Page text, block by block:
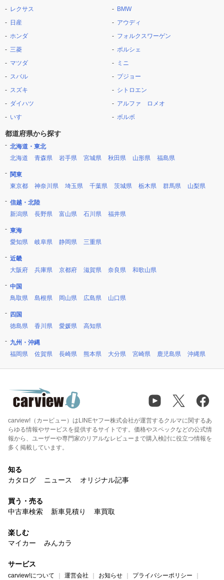
レクサス
日産
ホンダ
三菱
マツダ
スバル
スズキ
ダイハツ
いすゞ
BMW
アウディ
フォルクスワーゲン
ポルシェ
ミニ
プジョー
シトロエン
アルファ ロメオ
ボルボ
都道府県から探す
北海道・東北
北海道
青森県 岩手県 宮城県 秋田県 山形県 福島県
関東
東京都
神奈川県 埼玉県 千葉県 茨城県 栃木県 群馬県 山梨県
信越・北陸
新潟県
長野県 富山県 石川県 福井県
東海
愛知県
岐阜県 静岡県 三重県
近畿
大阪府
兵庫県 京都府 滋賀県 奈良県 和歌山県
中国
鳥取県
島根県 岡山県 広島県 山口県
四国
徳島県
香川県 愛媛県 高知県
九州・沖縄
福岡県
佐賀県 長崎県 熊本県 大分県 宮崎県 鹿児島県 沖縄県
carview!（カービュー）はLINEヤフー株式会社が運営するクルマに関するあ
らゆる情報やサービスを提供するサイトです。価格やスペックなどの公式情
報から、ユーザーや専門家のリアルなレビューまで購入検討に役立つ情報を
多く掲載しています。
知る
カタログ
ニュース オリジナル記事
買う・売る
中古車検索
新車見積り 車買取
楽しむ
マイカー
みんカラ
サービス
carview!について 運営会社 お知らせ プライバシーポリシー